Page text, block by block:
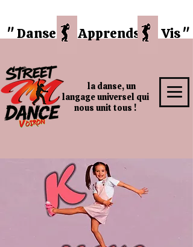
la danse, un
langage universel qui
nous unit tous !
" Danse Apprends Vis "